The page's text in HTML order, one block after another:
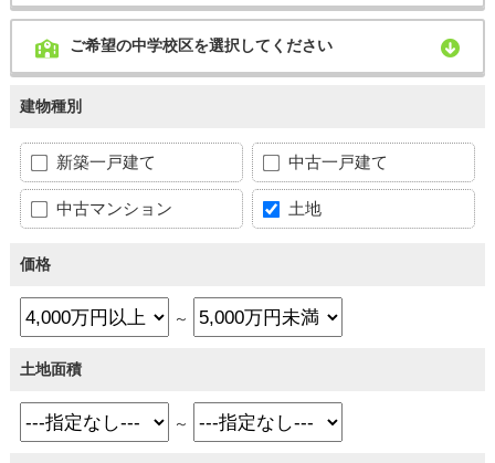
ご希望の中学校区を選択してください
建物種別
新築一戸建て 中古一戸建て
中古マンション 土地
価格
～
土地面積
～